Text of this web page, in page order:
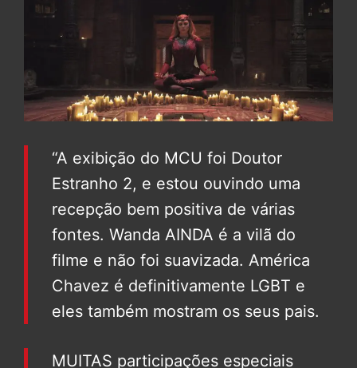
“A exibição do MCU foi Doutor
Estranho 2, e estou ouvindo uma
recepção bem positiva de várias
fontes. Wanda AINDA é a vilã do
filme e não foi suavizada. América
Chavez é definitivamente LGBT e
eles também mostram os seus pais.
MUITAS participações especiais